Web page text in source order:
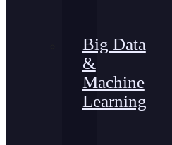
Big Data
&
Machine
Learning